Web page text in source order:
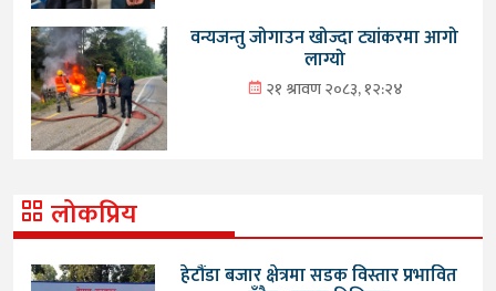
वन्यजन्तु जोगाउन खोज्दा ट्यांकरमा आगो
लाग्यो
२१ श्रावण २०८३, १२:२४
लोकप्रिय
हेटौंडा बजार क्षेत्रमा सडक विस्तार प्रभावित